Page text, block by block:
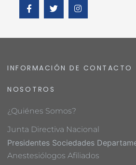
INFORMACIÓN DE CONTACTO
NOSOTROS
¿Quiénes Somos?
Junta Directiva Nacional
Presidentes Sociedades
Anestesiólogos Afiliados